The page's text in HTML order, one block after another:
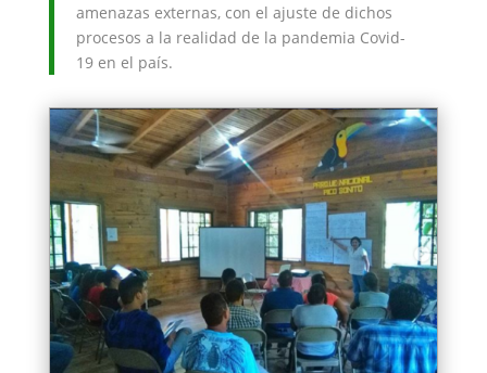
amenazas externas, con el ajuste de dichos
procesos a la realidad de la pandemia Covid-
19 en el país.